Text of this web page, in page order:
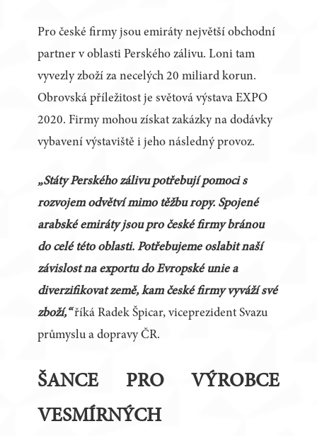
Pro české firmy jsou emiráty největší obchodní
partner v oblasti Perského zálivu. Loni tam
vyvezly zboží za necelých 20 miliard korun.
Obrovská příležitost je světová výstava EXPO
2020. Firmy mohou získat zakázky na dodávky
vybavení výstaviště i jeho následný provoz.
„Státy Perského zálivu potřebují pomoci s
rozvojem odvětví mimo těžbu ropy. Spojené
arabské emiráty jsou pro české firmy bránou
do celé této oblasti. Potřebujeme oslabit naší
závislost na exportu do Evropské unie a
diverzifikovat země, kam české firmy vyváží své
zboží,“říká Radek Špicar, viceprezident Svazu
průmyslu a dopravy ČR.
ŠANCE PRO VÝROBCE
VESMÍRNÝCH